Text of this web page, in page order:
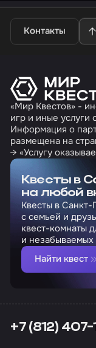
Контакты
Квесты в Санкт-
«Мир Квестов» -
игр и иные услуги
Информация о
размещена на
→ «Услугу
Квесты в
на любой
Квесты в
с семьей и
квест-комнаты
и незабываемых
Найти квест
+7 (812)